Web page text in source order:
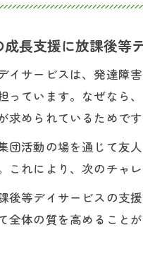
長支援に放課後等
イサービスは、発達障
っています。なぜなら
求められているためです
団活動の場を通じて友
これにより、次のチャ
後等デイサービスの支
全体の質を高めること